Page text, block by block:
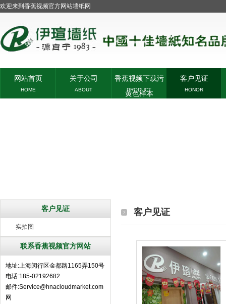
欢迎来到香蕉视频官方网站墙纸网
网站首页
HOME
关于公司
ABOUT
香蕉视频下载污
黄色样本
PRODUCT
客户见证
HONOR
客户见证
实拍图
联系香蕉视频官方网站
地址:上海闵行区金都路1165弄150号
电话:185-02192682
邮件:Service@hnacloudmarket.com
网
客户见证